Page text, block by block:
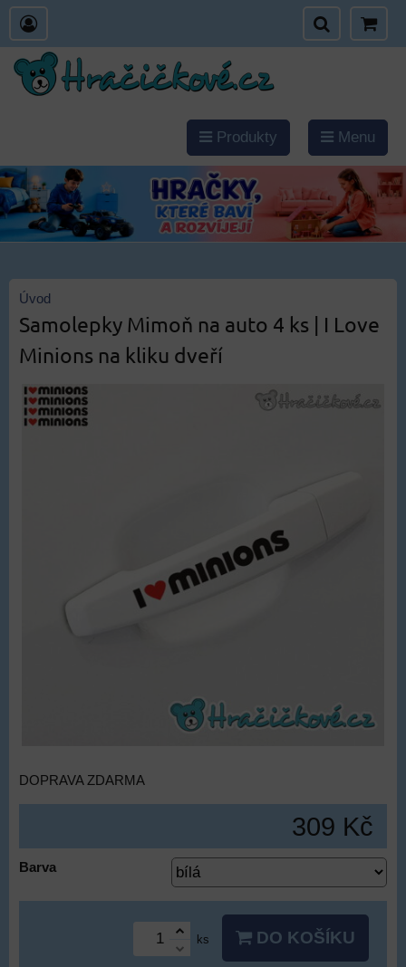
Produkty Menu
Úvod
Samolepky Mimoň na auto 4 ks | I Love
Minions na kliku dveří
DOPRAVA ZDARMA
309 Kč
Barva
ks DO KOŠÍKU